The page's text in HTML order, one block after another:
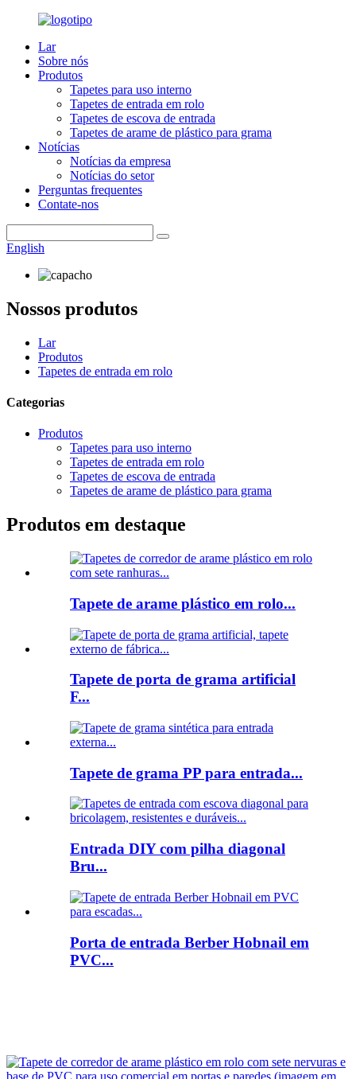
Lar
Sobre nós
Produtos
Tapetes para uso interno
Tapetes de entrada em rolo
Tapetes de escova de entrada
Tapetes de arame de plástico para grama
Notícias
Notícias da empresa
Notícias do setor
Perguntas frequentes
Contate-nos
English
Nossos produtos
Lar
Produtos
Tapetes de entrada em rolo
Categorias
Produtos
Tapetes para uso interno
Tapetes de entrada em rolo
Tapetes de escova de entrada
Tapetes de arame de plástico para grama
Produtos em destaque
Tapete de arame plástico em rolo...
Tapete de porta de grama artificial
F...
Tapete de grama PP para entrada...
Entrada DIY com pilha diagonal
Bru...
Porta de entrada Berber Hobnail em
PVC...